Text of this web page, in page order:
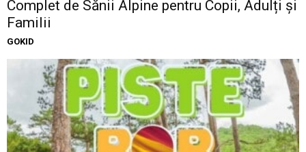
Complet de Sănii Alpine pentru Copii, Adulți și
Familii
GOKID